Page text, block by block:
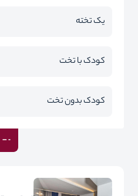
یک تخته
کودک با تخت
کودک بدون تخت